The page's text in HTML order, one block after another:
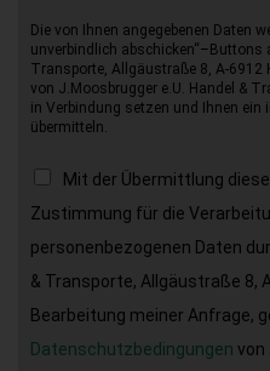
Die von Ihnen angegebenen Daten
unverbindlich abschicken“–Buttons
Transporte, Allgäustraße 8, A-6912
von J.Moosbrugger e.U. Handel &
in Verbindung setzen und Ihnen
übermitteln.
Mit der Übermittlung
Zustimmung für die
personenbezogenen Daten
& Transporte, Allgäustraße 8,
Bearbeitung meiner Anfrage,
Datenschutzbedingungen von